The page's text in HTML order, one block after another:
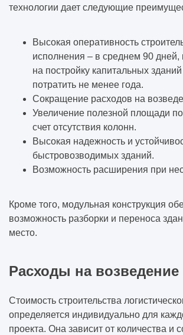
технологии дает следующие
Высокая оперативность
исполнения – в среднем 90 дней,
на постройку капитальных
потратить не менее года.
Сокращение расходов на
Увеличение полезной площади
счет отсутствия колонн.
Высокая надежность и
быстровозводимых зданий.
Возможность расширения при
Кроме того, модульная конструкция
возможность разборки и переноса
место.
Расходы на возведение
Стоимость строительства
определяется индивидуально для
проекта. Она зависит от количества и